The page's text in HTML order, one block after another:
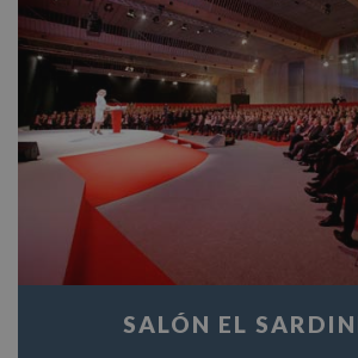
SALÓN EL